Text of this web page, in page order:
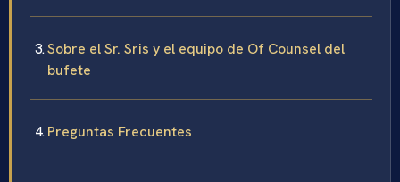
Sobre el Sr. Sris y el equipo de Of Counsel del
bufete
Preguntas Frecuentes